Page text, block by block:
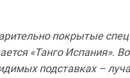
покрытые
«Танго Испания».
подставках –